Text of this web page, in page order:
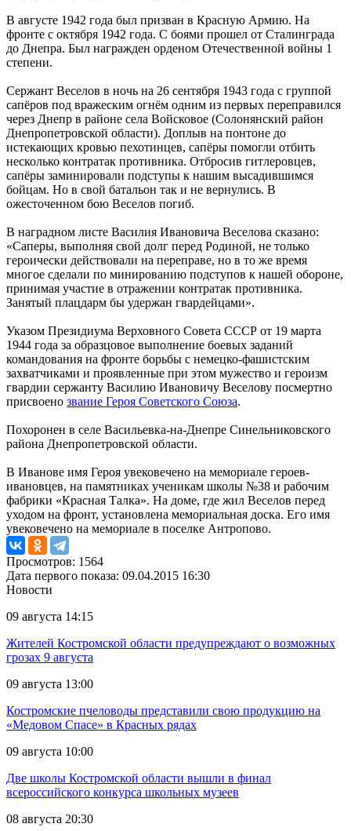
В августе 1942 года был призван в Красную Армию. На
фронте с октября 1942 года. С боями прошел от Сталинграда
до Днепра. Был награжден орденом Отечественной войны 1
степени.
Сержант Веселов в ночь на 26 сентября 1943 года с группой
сапёров под вражеским огнём одним из первых переправился
через Днепр в районе села Войсковое (Солонянский район
Днепропетровской области). Доплыв на понтоне до
истекающих кровью пехотинцев, сапёры помогли отбить
несколько контратак противника. Отбросив гитлеровцев,
сапёры заминировали подступы к нашим высадившимся
бойцам. Но в свой батальон так и не вернулись. В
ожесточенном бою Веселов погиб.
В наградном листе Василия Ивановича Веселова сказано:
«Саперы, выполняя свой долг перед Родиной, не только
героически действовали на переправе, но в то же время
многое сделали по минированию подступов к нашей обороне,
принимая участие в отражении контратак противника.
Занятый плацдарм бы удержан гвардейцами».
Указом Президиума Верховного Совета СССР от 19 марта
1944 года за образцовое выполнение боевых заданий
командования на фронте борьбы с немецко-фашистским
захватчиками и проявленные при этом мужество и героизм
гвардии сержанту Василию Ивановичу Веселову посмертно
присвоено звание Героя Советского Союза.
Похоронен в селе Васильевка-на-Днепре Синельниковского
района Днепропетровской области.
В Иванове имя Героя увековечено на мемориале героев-
ивановцев, на памятниках ученикам школы №38 и рабочим
фабрики «Красная Талка». На доме, где жил Веселов перед
уходом на фронт, установлена мемориальная доска. Его имя
увековечено на мемориале в поселке Антропово.
Просмотров: 1564
Дата первого показа: 09.04.2015 16:30
Новости
09 августа 14:15
Жителей Костромской области предупреждают о возможных
грозах 9 августа
09 августа 13:00
Костромские пчеловоды представили свою продукцию на
«Медовом Спасе» в Красных рядах
09 августа 10:00
Две школы Костромской области вышли в финал
всероссийского конкурса школьных музеев
08 августа 20:30